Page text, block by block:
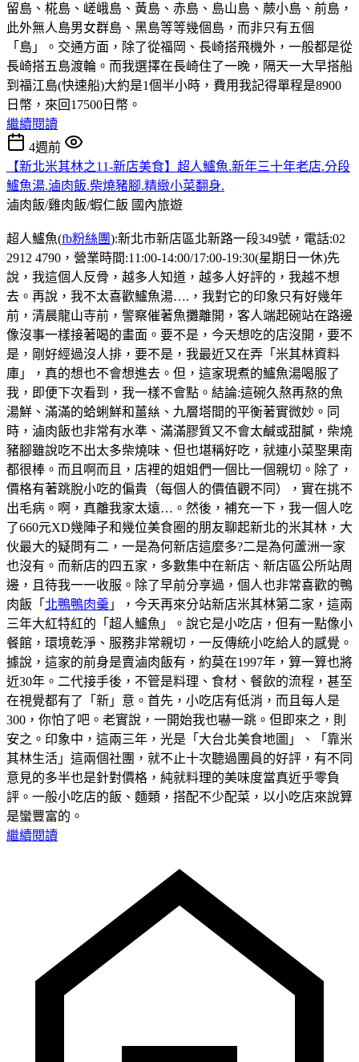
留島、椛島、嵯峨島、黃島、赤島、島山島、蕨小島、前島，
此外無人島男女群島、黑島等等幾個島，而非只有五個
「島」。交通方面，除了從福岡、長崎搭飛機外，一般都是從
長崎搭五島渡輪。而我選擇在長崎住了一晚，隔天一大早搭船
到福江島(快速船)大約是1個半小時，費用我記得單程是8900
日幣，來回17500日幣。
繼續閱讀
4週前
【新北米其林之11-新店美食】超人鱸魚.新年三十年老店.分段
鱸魚湯.滷肉飯.柴燒豬腳.精緻小菜翻身.
滷肉飯/雞肉飯/蝦仁飯 國內旅遊
超人鱸魚(fb粉絲團):新北市新店區北新路一段349號，電話:02
2912 4790，營業時間:11:00-14:00/17:00-19:30(星期日一休)先
說，我這個人反骨，越多人知道，越多人好評的，我越不想
去。再說，我不太喜歡鱸魚湯….，我對它的印象只有好幾年
前，清晨龍山寺前，警察催著魚攤離開，客人端起碗站在路邊
像沒事一樣接著喝的畫面。要不是，今天想吃的店沒開，要不
是，剛好經過沒人排，要不是，我最近又在弄「米其林資料
庫」，真的想也不會想進去。但，這家現煮的鱸魚湯喝服了
我，即便下次看到，我一樣不會點。結論:這碗久熬再熬的魚
湯鮮、滿滿的蛤蜊鮮和薑𢇃、九層塔間的平衡著實微妙。同
時，滷肉飯也非常有水準、滿滿膠質又不會太鹹或甜膩，柴燒
豬腳雖說吃不出太多柴燒味、但也堪稱好吃，就連小菜埾果南
都很棒。而且啊而且，店裡的姐姐們一個比一個親切。除了，
價格有著跳脫小吃的偏貴（每個人的價值觀不同），實在挑不
出毛病。啊，真離我家太遠…。然後，補充一下，我一個人吃
了660元XD幾陣子和幾位美食圈的朋友聊起新北的米其林，大
伙最大的疑問有二，一是為何新店這麼多?二是為何蘆洲一家
也沒有。而新店的四五家，多數集中在新店、新店區公所站周
邊，且待我一一收服。除了早前分享過，個人也非常喜歡的鴨
肉飯「 北鴨鴨肉羹 」，今天再來分站新店米其林第二家，這兩
三年大紅特紅的「超人鱸魚」。說它是小吃店，但有一點像小
餐館，環境乾淨、服務非常親切，一反傳統小吃給人的感覺。
據說，這家的前身是賣滷肉飯有，約莫在1997年，算一算也將
近30年。二代接手後，不管是料理、食材、餐飲的流程，甚至
在視覺都有了「新」意。首先，小吃店有低消，而且每人是
300，你怕了吧。老實說，一開始我也嚇一跳。但即來之，則
安之。印象中，這兩三年，光是「大台北美食地圖」、「靠米
其林生活」這兩個社團，就不止十次聽過團員的好評，有不同
意見的多半也是針對價格，純就料理的美味度當真近乎零負
評。一般小吃店的飯、麵類，搭配不少配菜，以小吃店來說算
是蠻豐富的。
繼續閱讀